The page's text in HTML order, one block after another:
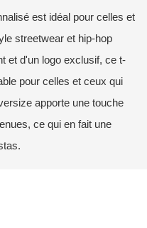
est idéal pour celles et
streetwear et hip-hop
et d'un logo exclusif, ce t-
pour celles et ceux qui
apporte une touche
ce qui en fait une